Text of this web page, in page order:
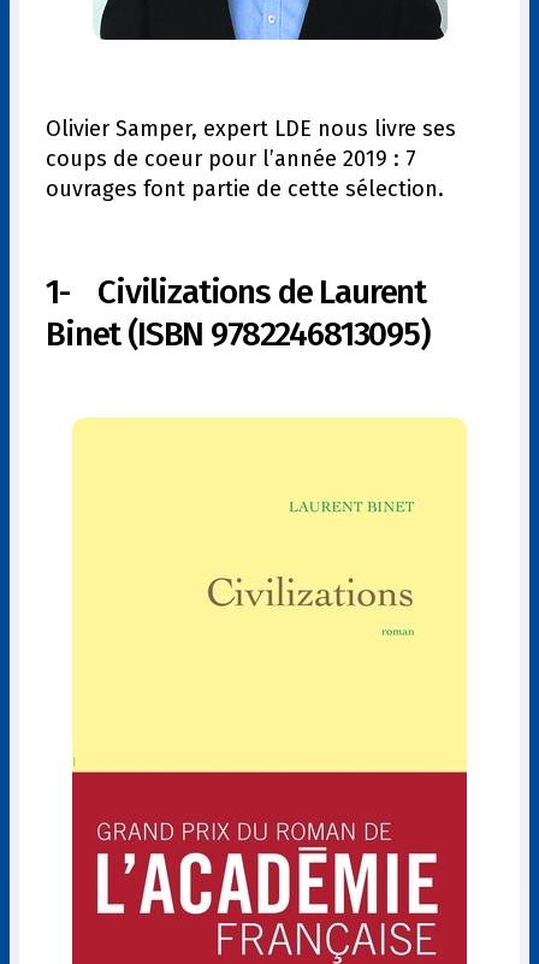
Olivier Samper, expert LDE nous livre ses
coups de coeur pour l’année 2019 : 7
ouvrages font partie de cette sélection.
1- Civilizations de Laurent
Binet (ISBN 9782246813095)